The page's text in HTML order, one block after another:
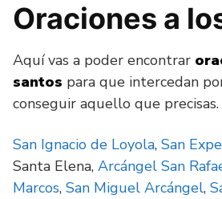
Oraciones a
Aquí vas a poder encontrar
santos para que intercedan
conseguir aquello que precisas.
San Ignacio de Loyola, San
Santa Elena, Arcángel San
Marcos, San Miguel Arcángel,